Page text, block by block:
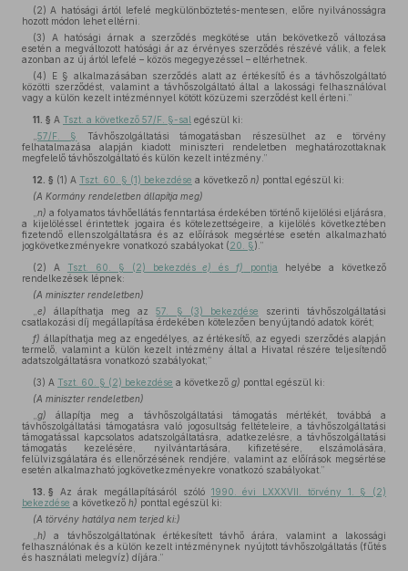
(2) A hatósági ártól lefelé megkülönböztetés-mentesen, előre nyilvánosságra
hozott módon lehet eltérni.
(3) A hatósági árnak a szerződés megkötése után bekövetkező változása
esetén a megváltozott hatósági ár az érvényes szerződés részévé válik, a felek
azonban az új ártól lefelé – közös megegyezéssel – eltérhetnek.
(4) E § alkalmazásában szerződés alatt az értékesítő és a távhőszolgáltató
közötti szerződést, valamint a távhőszolgáltató által a lakossági felhasználóval
vagy a külön kezelt intézménnyel kötött közüzemi szerződést kell érteni.”
11. § A Tszt. a következő 57/F. §-sal egészül ki:
57/F. §
Távhőszolgáltatási támogatásban részesülhet az e törvény
felhatalmazása alapján kiadott miniszteri rendeletben meghatározottaknak
megfelelő távhőszolgáltató és külön kezelt intézmény.”
12. § (1) A Tszt. 60. § (1) bekezdése a következő n) ponttal egészül ki:
(A Kormány rendeletben állapítja meg)
n) a folyamatos távhőellátás fenntartása érdekében történő kijelölési eljárásra,
a kijelöléssel érintettek jogaira és kötelezettségeire, a kijelölés következtében
fizetendő ellenszolgáltatásra és az előírások megsértése esetén alkalmazható
jogkövetkezményekre vonatkozó szabályokat (20. §).”
(2) A Tszt. 60. § (2) bekezdése) ésf) pontja
helyébe a következő
rendelkezések lépnek:
(A miniszter rendeletben)
e) állapíthatja meg az57. § (3) bekezdése szerinti távhőszolgáltatási
csatlakozási díj megállapítása érdekében kötelezően benyújtandó adatok körét;
f) állapíthatja meg az engedélyes, az értékesítő, az egyedi szerződés alapján
termelő, valamint a külön kezelt intézmény által a Hivatal részére teljesítendő
adatszolgáltatásra vonatkozó szabályokat;”
(3) A Tszt. 60. § (2) bekezdése a következő g) ponttal egészül ki:
(A miniszter rendeletben)
g) állapítja meg a távhőszolgáltatási támogatás mértékét, továbbá a
távhőszolgáltatási támogatásra való jogosultság feltételeire, a távhőszolgáltatási
támogatással kapcsolatos adatszolgáltatásra, adatkezelésre, a távhőszolgáltatási
támogatás kezelésére, nyilvántartására, kifizetésére, elszámolására,
felülvizsgálatára és ellenőrzésének rendjére, valamint az előírások megsértése
esetén alkalmazható jogkövetkezményekre vonatkozó szabályokat.”
13. § Az árak megállapításáról szóló 1990. évi LXXXVII. törvény 1. § (2)
bekezdése a következő h) ponttal egészül ki:
(A törvény hatálya nem terjed ki:)
h) a távhőszolgáltatónak értékesített távhő árára, valamint a lakossági
felhasználónak és a külön kezelt intézménynek nyújtott távhőszolgáltatás (fűtés
és használati melegvíz) díjára.”